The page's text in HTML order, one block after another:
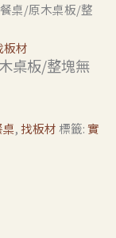
桌/原木桌板/整
板材
桌板/整塊無
,找板材標籤:實